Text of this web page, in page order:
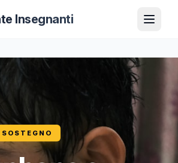
Insegnanti